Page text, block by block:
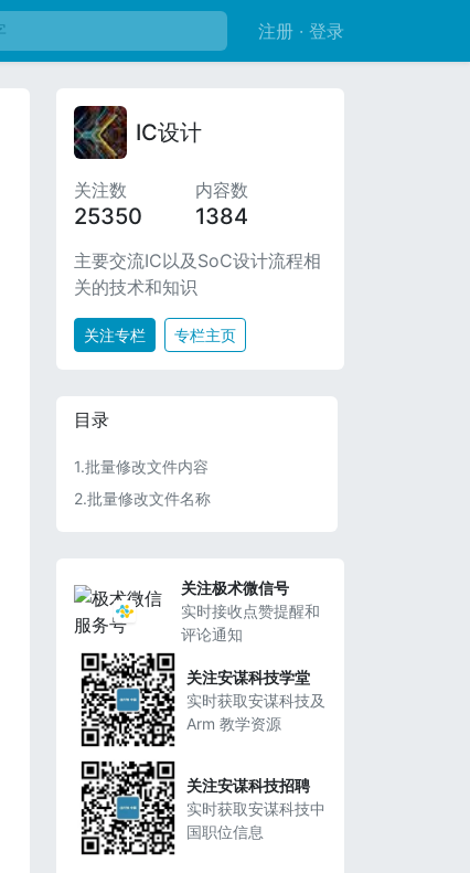
注册 · 登录
IC设计
关注数
25350
内容数
1384
主要交流IC以及SoC设计流程相
关的技术和知识
关注专栏 专栏主页
目录
1.批量修改文件内容
2.批量修改文件名称
关注极术微信号
实时接收点赞提醒和
评论通知
关注安谋科技学堂
实时获取安谋科技及
Arm 教学资源
关注安谋科技招聘
实时获取安谋科技中
国职位信息